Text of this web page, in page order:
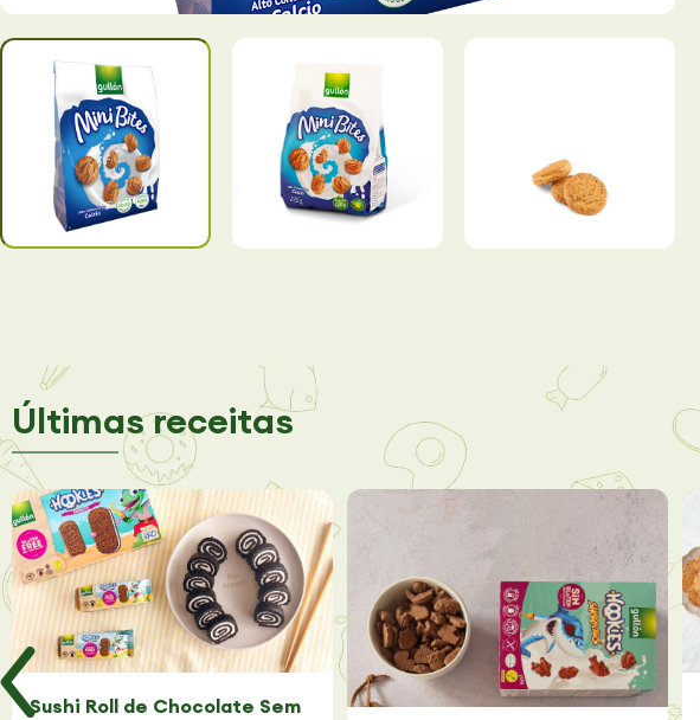
Últimas receitas
Sushi Roll de Chocolate Sem